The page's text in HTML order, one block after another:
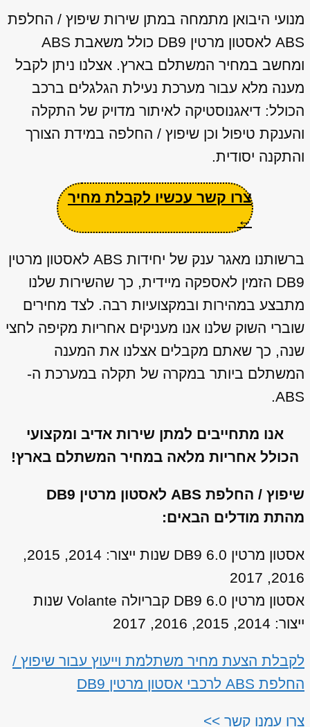
מנועי היבואן מתמחה במתן שירות שיפוץ / החלפת
ABS לאסטון מרטין DB9 כולל משאבת ABS
ומחשב במחיר המשתלם בארץ. אצלנו ניתן לקבל
מענה מלא עבור מערכת נעילת הגלגלים ברכב
הכולל: דיאגנוסטיקה לאיתור מדויק של התקלה
והענקת טיפול וכן שיפוץ / החלפה במידת הצורך
והתקנה יסודית.
צרו קשר עכשיו לקבלת מחיר
←
ברשותנו מאגר ענק של יחידות ABS לאסטון מרטין
DB9 הזמין לאספקה מיידית, כך שהשירות שלנו
מתבצע במהירות ובמקצועיות רבה. לצד מחירים
שוברי השוק שלנו אנו מעניקים אחריות מקיפה לחצי
שנה, כך שאתם מקבלים אצלנו את המענה
המשתלם ביותר במקרה של תקלה במערכת ה-
ABS.
אנו מתחייבים למתן שירות אדיב ומקצועי
הכולל אחריות מלאה במחיר המשתלם בארץ!
שיפוץ / החלפת ABS לאסטון מרטין DB9
מהתת מודלים הבאים:
אסטון מרטין DB9 6.0 שנות ייצור: 2014, 2015,
2016, 2017
אסטון מרטין DB9 6.0 קבריולה Volante שנות
ייצור: 2014, 2015, 2016, 2017
לקבלת הצעת מחיר משתלמת וייעוץ עבור שיפוץ /
החלפת ABS לרכבי אסטון מרטין DB9
צרו עמנו קשר >>